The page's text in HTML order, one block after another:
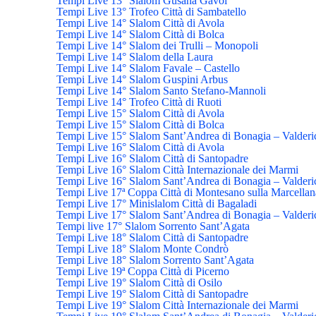
Tempi Live 13° Trofeo Città di Sambatello
Tempi Live 14° Slalom Città di Avola
Tempi Live 14° Slalom Città di Bolca
Tempi Live 14° Slalom dei Trulli – Monopoli
Tempi Live 14° Slalom della Laura
Tempi Live 14° Slalom Favale – Castello
Tempi Live 14° Slalom Guspini Arbus
Tempi Live 14° Slalom Santo Stefano-Mannoli
Tempi Live 14° Trofeo Città di Ruoti
Tempi Live 15° Slalom Città di Avola
Tempi Live 15° Slalom Città di Bolca
Tempi Live 15° Slalom Sant’Andrea di Bonagia –
Tempi Live 16° Slalom Città di Avola
Tempi Live 16° Slalom Città di Santopadre
Tempi Live 16° Slalom Città Internazionale dei Marmi
Tempi Live 16° Slalom Sant’Andrea di Bonagia –
Tempi Live 17ª Coppa Città di Montesano sulla
Tempi Live 17° Minislalom Città di Bagaladi
Tempi Live 17° Slalom Sant’Andrea di Bonagia –
Tempi live 17° Slalom Sorrento Sant’Agata
Tempi Live 18° Slalom Città di Santopadre
Tempi Live 18° Slalom Monte Condrò
Tempi Live 18° Slalom Sorrento Sant’Agata
Tempi Live 19ª Coppa Città di Picerno
Tempi Live 19° Slalom Città di Osilo
Tempi Live 19° Slalom Città di Santopadre
Tempi Live 19° Slalom Città Internazionale dei Marmi